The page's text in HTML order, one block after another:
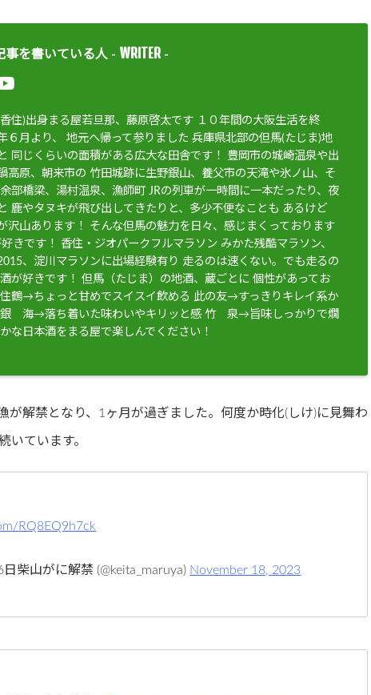
事を書いている人 - WRITER -
住)出身まる屋若旦那、藤原啓太です １０年間の大阪生活を終
６月より、 地元へ帰って参りました 兵庫県北部の但馬(たじま)地
同じくらいの面積がある広大な田舎です！ 豊岡市の城崎温泉や出
高原、朝来市の 竹田城跡に生野銀山、養父市の天滝や氷ノ山、そ
部橋梁、湯村温泉、漁師町 JRの列車が一時間に一本だったり、夜
鹿やタヌキが飛び出してきたりと、多少不便なことも あるけど
沢山あります！ そんな但馬の魅力を日々、感じまくっております
きです！ 香住・ジオパークフルマラソン みかた残酷マラソン、
、淀川マラソンに出場経験有り 走るのは速くない。でも走るの
が好きです！ 但馬（たじま）の地酒、蔵ごとに 個性があってお
鶴→ちょっと甘めでスイスイ飲める 此の友→すっきりキレイ系か
銀 海→落ち着いた味わいやキリッと感 竹 泉→旨味しっかりで燗
な日本酒をまる屋で楽しんでください！
が解禁となり、1ヶ月が過ぎました。何度か時化(しけ)に見舞わ
いています。
RQ8EQ9h7ck
日柴山がに解禁 (@keita_maruya) November 18, 2023